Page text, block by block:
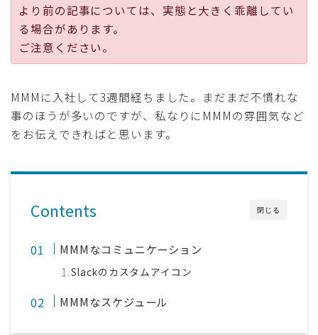
ビジネス
社内制度
採用
公式ページ
より前の記事については、実態と大きく乖離してい
る場合があります。
ご注意ください。
MMMに入社して3週間経ちました。まだまだ不慣れな
事のほうが多いのですが、私なりにMMMの雰囲気など
をお伝えできればと思います。
閉じる
Contents
MMMなコミュニケーション
Slackのカスタムアイコン
MMMなスケジュール